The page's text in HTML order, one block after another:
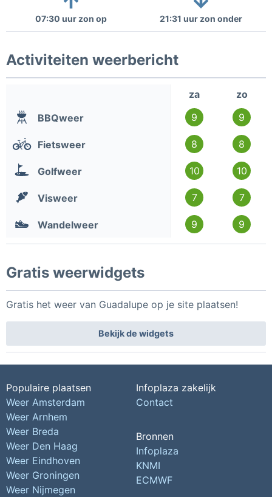
07:30 uur zon op 21:31 uur zon onder
Activiteiten weerbericht
za
zo
BBQweer
9 9
Fietsweer 8 8
Golfweer 10 10
Visweer 7 7
Wandelweer 9 9
Gratis weerwidgets
Gratis het weer van Guadalupe op je site plaatsen!
Bekijk de widgets
Populaire plaatsen
Weer Amsterdam
Weer Arnhem
Weer Breda
Weer Den Haag
Weer Eindhoven
Weer Groningen
Weer Nijmegen
Infoplaza zakelijk
Contact
Bronnen
Infoplaza
KNMI
ECMWF